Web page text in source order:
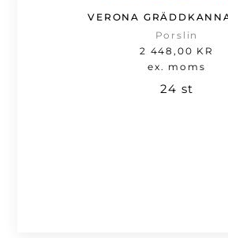
VERONA
Porslin
2 448,00 KR
ex. moms
24 st